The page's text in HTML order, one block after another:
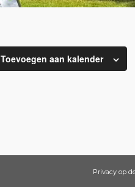
Toevoegen aan kalender
Privacy op